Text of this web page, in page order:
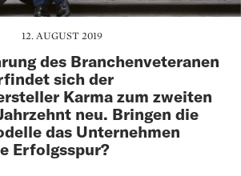
12. AUGUST 2019
des Branchenveteranen
sich der
Karma zum zweiten
neu. Bringen die
das Unternehmen
Erfolgsspur?